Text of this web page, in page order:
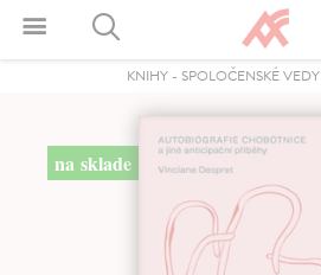
KNIHY - SPOLOČENSKÉ VEDY
na sklade